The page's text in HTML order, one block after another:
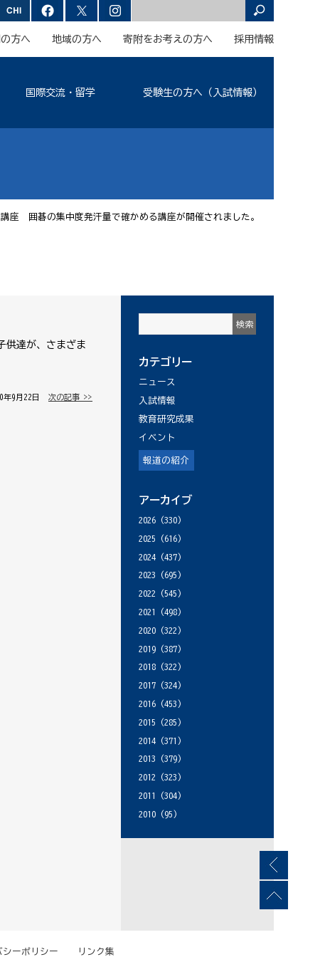
方へ 地域の方へ 寄附をお考えの方へ 採用情報
国際交流・留学 受験生の方へ（入試情報）
座 囲碁の集中度発汗量で確かめる講座が開催されました。
供達が、さまざま
年9月22日 │ 次の記事 >>
カテゴリー
ニュース
入試情報
教育研究成果
イベント
報道の紹介
アーカイブ
2026 (330)
2025 (616)
2024 (437)
2023 (695)
2022 (545)
2021
(498)
2020 (322)
2019 (387)
2018 (322)
2017 (324)
2016 (453)
2015 (285)
2014 (371)
2013 (379)
2012 (323)
2011
(304)
2010 (95)
シーポリシー リンク集